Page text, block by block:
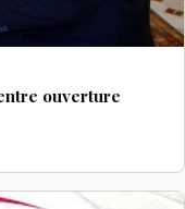
ouverture